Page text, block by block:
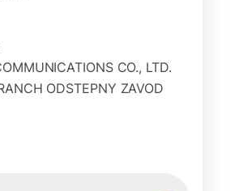
CO., LTD.
ODSTEPNY ZAVOD